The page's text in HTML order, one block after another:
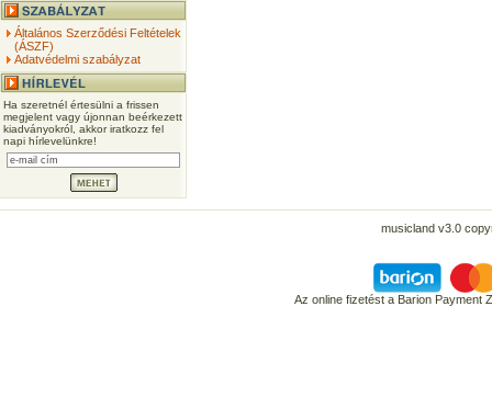
Általános Szerződési Feltételek
(ÁSZF)
Adatvédelmi szabályzat
Ha szeretnél értesülni a frissen
megjelent vagy újonnan beérkezett
kiadványokról, akkor iratkozz fel
napi hírlevelünkre!
musicland v3.0
Az online fizetést a Barion Payment